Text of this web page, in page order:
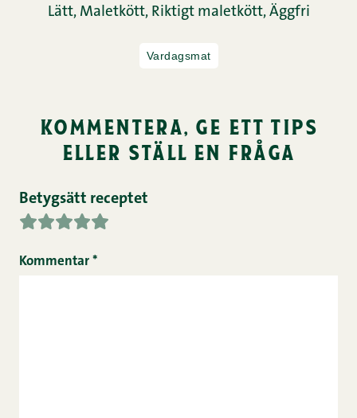
Lätt, Maletkött, Riktigt maletkött, Äggfri
Vardagsmat
kommentera, ge ett tips
eller ställ en fråga
Betygsätt receptet
Kommentar *